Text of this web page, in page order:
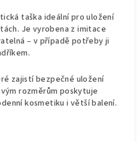
taška ideální pro uložení
Je vyrobena z imitace
– v případě potřeby ji
zajistí bezpečné uložení
rozměrům poskytuje
kosmetiku i větší balení.